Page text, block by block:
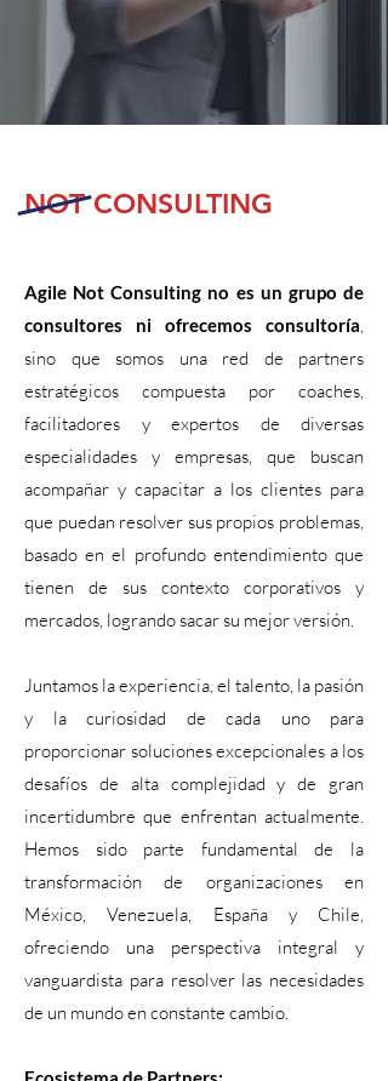
NOT CONSULTING
Agile Not Consulting no es un grupo de
consultores ni ofrecemos consultoría,
sino que somos una red de partners
estratégicos compuesta por coaches,
facilitadores y expertos de diversas
especialidades y empresas, que buscan
acompañar y capacitar a los clientes para
que puedan resolver sus propios problemas,
basado en el profundo entendimiento que
tienen de sus contexto corporativos y
mercados, logrando sacar su mejor versión.
Juntamos la experiencia, el talento, la pasión
y la curiosidad de cada uno para
proporcionar soluciones excepcionales a los
desafíos de alta complejidad y de gran
incertidumbre que enfrentan actualmente.
Hemos sido parte fundamental de la
transformación de organizaciones en
México, Venezuela, España y Chile,
ofreciendo una perspectiva integral y
vanguardista para resolver las necesidades
de un mundo en constante cambio.